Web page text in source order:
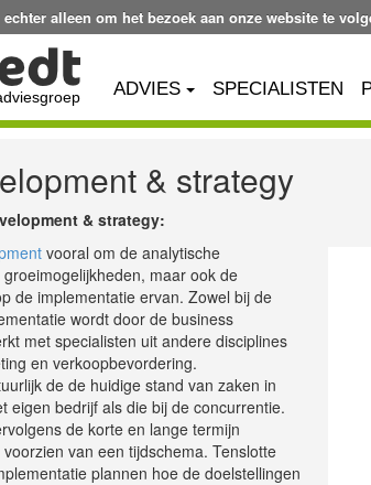
alleen om het bezoek aan onze website te
ADVIES SPECIALISTEN
& strategy
& strategy:
vooral om de analytische
maar ook de
de implementatie ervan. Zowel bij de
wordt door de business
met specialisten uit andere disciplines
en verkoopbevordering.
de de huidige stand van zaken in
eigen bedrijf als die bij de concurrentie.
de korte en lange termijn
van een tijdschema. Tenslotte
plannen hoe de doelstellingen